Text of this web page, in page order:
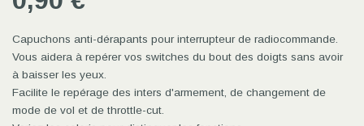
Capuchons anti-dérapants pour interrupteur de radiocommande.
Vous aidera à repérer vos switches du bout des doigts sans avoir
à baisser les yeux.
Facilite le repérage des inters d'armement, de changement de
mode de vol et de throttle-cut.